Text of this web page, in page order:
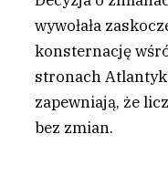
wywołała
konsternację
stronach
zapewniają, że
bez zmian.